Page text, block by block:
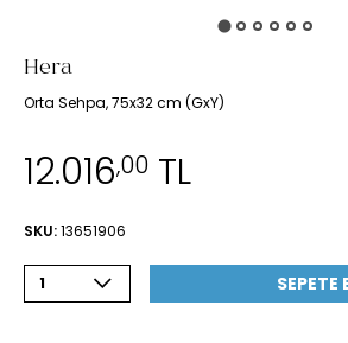
Hera
Orta Sehpa, 75x32 cm (GxY)
12.016,00 TL
SKU:13651906
1 SEPETE